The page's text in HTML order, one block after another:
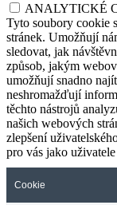
ANALYTICKÉ
Tyto soubory cookie
stránek. Umožňují
sledovat, jak
způsob, jakým
umožňují snadno
neshromažďují
těchto nástrojů
našich webových
zlepšení
pro vás jako
Cookie